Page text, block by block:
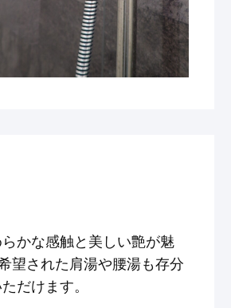
かな感触と美しい艶が魅
望された肩湯や腰湯も存分
だけます。